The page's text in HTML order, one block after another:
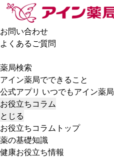
お問い合わせ
よくあるご質問
薬局検索
アイン薬局でできること
公式アプリ いつでもアイン薬局
お役立ちコラム
とじる
お役立ちコラムトップ
薬の基礎知識
健康お役立ち情報